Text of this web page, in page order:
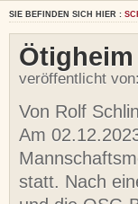
SIE BEFINDEN SICH HIER :
veröffentlicht von:
Von Rolf
Am
statt. Nach